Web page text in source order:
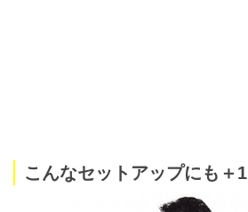
こんなセットアップにも＋1